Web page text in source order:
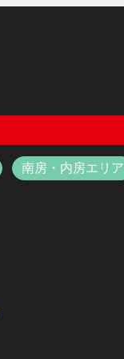
南房・内房エリア